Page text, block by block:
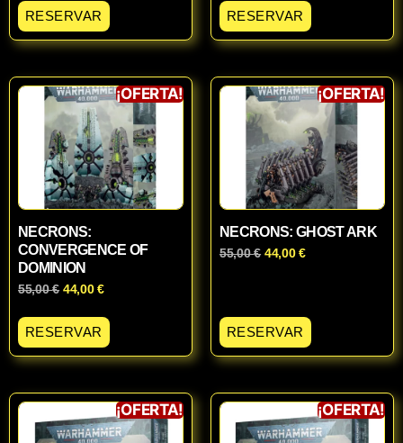
RESERVAR RESERVAR
¡OFERTA!
NECRONS:
CONVERGENCE OF
DOMINION
55,00€ 44,00€
RESERVAR
¡OFERTA!
NECRONS: GHOST ARK
55,00€ 44,00€
RESERVAR
¡OFERTA! ¡OFERTA!